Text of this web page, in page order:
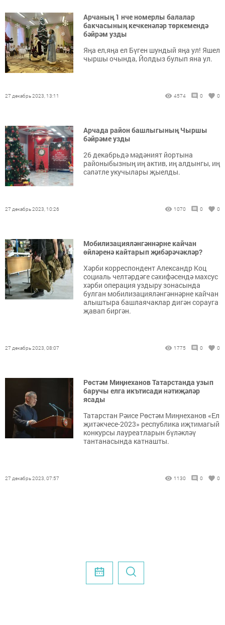
Арчаның 1 нче номерлы балалар
бакчасының кечкенәләр төркемендә
бәйрәм узды
Яңа ел,яңа ел Бүген шундый яңа ул! Яшел
чыршы очында, Йолдыз булып яна ул.
27 декабрь 2023, 13:11 4574 0 0
Арчада район башлыгының Чыршы
бәйрәме узды
26 декабрьдә мәдәният йортына
районыбызның иң актив, иң алдынгы, иң
сәләтле укучылары җыелды.
27 декабрь 2023, 10:26 1070 0 0
Мобилизацияләнгәннәрне кайчан
өйләренә кайтарып җибәрәчәкләр?
Хәрби корреспондент Александр Коц
социаль челтәрдәге сәхифәсендә махсус
хәрби операция уздыру зонасында
булган мобилизацияләнгәннәрне кайчан
алыштыра башлаячаклар дигән сорауга
җавап биргән.
27 декабрь 2023, 08:07 1775 0 0
Рөстәм Миңнеханов Татарстанда узып
баручы елга икътисади нәтиҗәләр
ясады
Татарстан Рәисе Рөстәм Миңнеханов «Ел
җитәкчесе-2023» республика иҗтимагый
конкурсы лауреатларын бүләкләү
тантанасында катнашты.
27 декабрь 2023, 07:57 1130 0 0